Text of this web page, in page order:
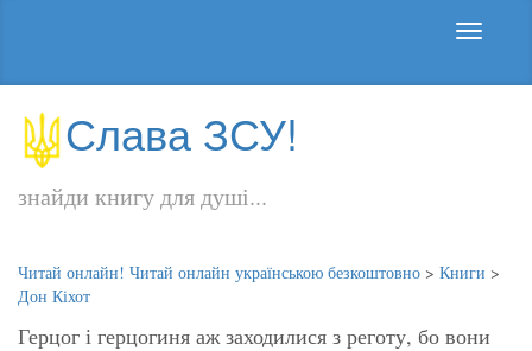
Слава ЗСУ!
знайди книгу для душі...
Читай онлайн! Читай онлайн українською безкоштовно > Книги >
Дон Кіхот
Герцог і герцогиня аж заходилися з реготу, бо вони